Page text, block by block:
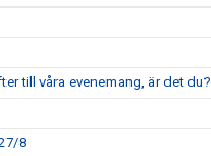
till våra evenemang, är det du?
8